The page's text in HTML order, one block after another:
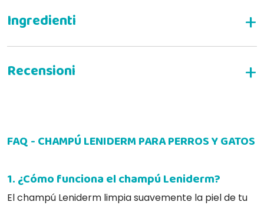
Moira F
23-02-2017
FAQ - CHAMPÚ LENIDERM PARA PERROS Y GATOS
1. ¿Cómo funciona el champú Leniderm?
El champú Leniderm limpia suavemente la piel de tu